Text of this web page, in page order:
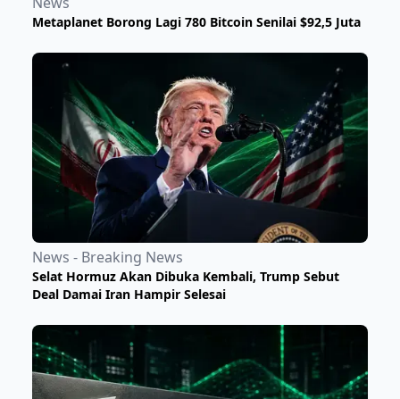
Metaplanet Borong Lagi 780 Bitcoin Senilai $92,5 Juta
News - Breaking News
Selat Hormuz Akan Dibuka Kembali, Trump Sebut
Deal Damai Iran Hampir Selesai